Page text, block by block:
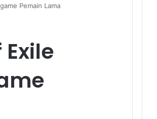
Pemain Lama